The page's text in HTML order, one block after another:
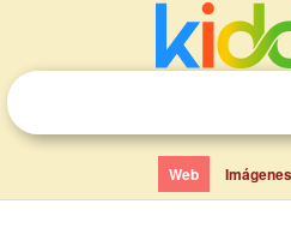
Web Imágenes